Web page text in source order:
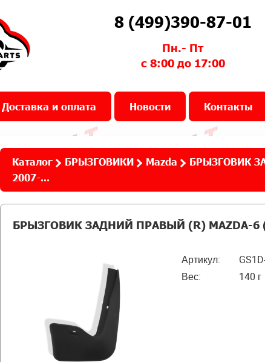
8 (499)390-87-01
Пн.- Пт
с 8:00 до 17:00
Доставка и оплата Новости Контакты
Каталог БРЫЗГОВИКИ Mazda
БРЫЗГОВИК
2007-...
БРЫЗГОВИК ЗАДНИЙ ПРАВЫЙ (R) MAZDA-6
Артикул:
Вес:
140 г